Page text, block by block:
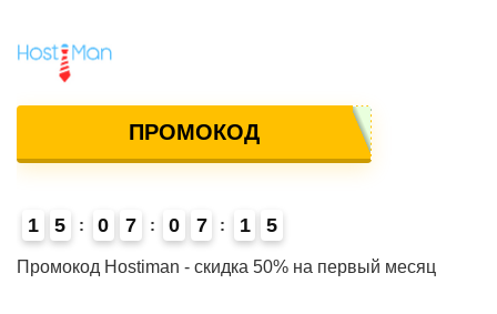
ПРОМОКОД
1
4
5 0 7 0 7 1 4
5
Промокод Hostiman - скидка 50% на первый месяц